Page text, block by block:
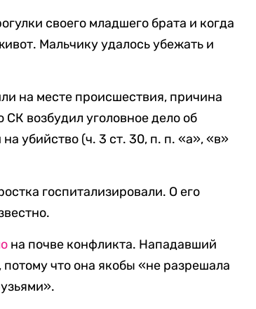
своего младшего брата и когда
Мальчику удалось убежать и
на месте происшествия, причина
возбудил уголовное дело об
убийство (ч. 3 ст. 30, п. п. «а», «в»
госпитализировали. О его
на почве конфликта. Нападавший
что она якобы «не разрешала